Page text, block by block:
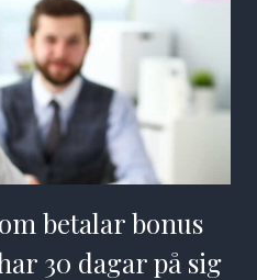
betalar bonus
30 dagar på sig